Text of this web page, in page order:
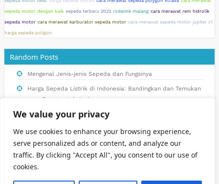
We value your privacy
We use cookies to enhance your browsing experience,
serve personalized ads or content, and analyze our
traffic. By clicking "Accept All", you consent to our use of
cookies.
sepeda motor dengan baik sepeda terbaru 2022 rodalink malang cara merawat rem hidrolik
sepeda motor cara merawat karburator sepeda motor cara merawat sepeda motor jupiter z1
harga sepeda poligon
Random Posts
Mengenal Jenis-jenis Sepeda dan Fungsinya
Harga Sepeda Listrik di Indonesia: Bandingkan dan Temukan
yang Tepat untuk Anda
Temukan Sepeda United Impianmu: Daftar Harga dan
Panduan Lengkap Berbelanja Sepeda di Rodalink Malang:
Tips dan Rekomendasi
Rekomendasi Sepeda Gunung Harga Terbaik untuk Pemula